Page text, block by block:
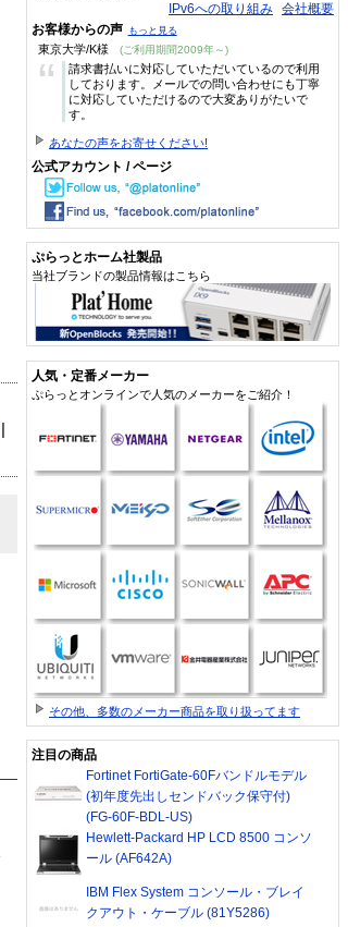
IPv6への取り組み 会社概要
お客様からの声 もっと見る
東京大学/K様 (ご利用期間2009年～)
“
請求書払いに対応していただいているので利用
しております。メールでの問い合わせにも丁寧
に対応していただけるので大変ありがたいで
す。
あなたの声をお寄せください!
公式アカウント / ページ
ぷらっとホーム社製品
当社ブランドの製品情報はこちら
人気・定番メーカー
ぷらっとオンラインで人気のメーカーをご紹介！
その他、多数のメーカー商品を取り扱ってます
注目の商品
Fortinet FortiGate-60Fバンドルモデル
(初年度先出しセンドバック保守付)
(FG-60F-BDL-US)
Hewlett-Packard HP LCD 8500 コンソ
ール (AF642A)
IBM Flex System コンソール・ブレイ
クアウト・ケーブル (81Y5286)